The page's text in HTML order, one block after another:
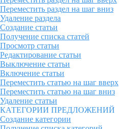
Переместить раздел на шаг вниз
Удаление раздела
Создание статьи
Получение списка статей
Просмотр статьи
Редактирование статьи
Выключение статьи
Включение статьи
Переместить статью на шаг вверх
Переместить статью на шаг вниз
Удаление статьи
КАТЕГОРИИ ПРЕДЛОЖЕНИЙ
Создание категории